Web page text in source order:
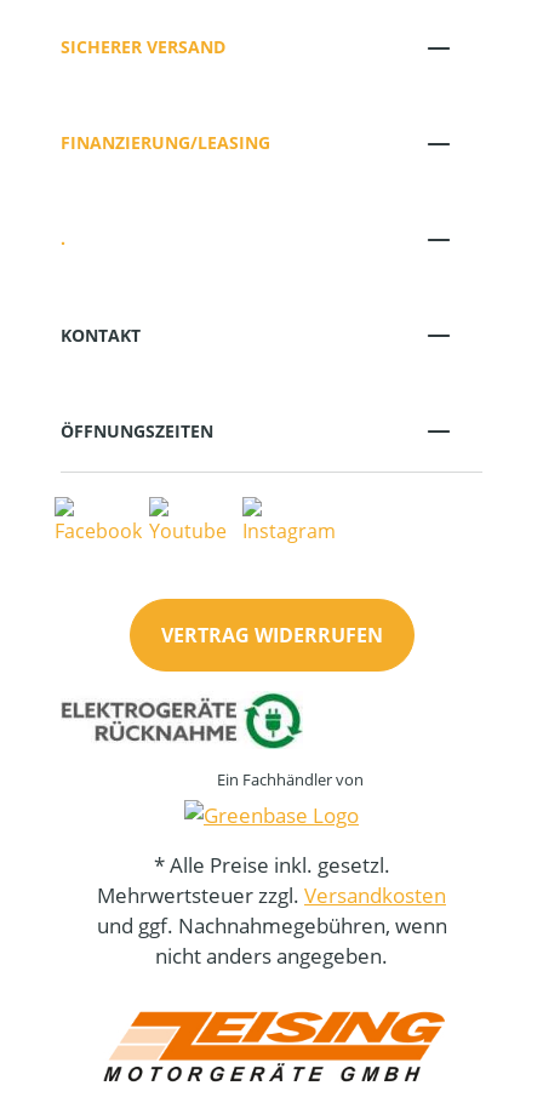
SICHERER VERSAND
FINANZIERUNG/LEASING
.
KONTAKT
ÖFFNUNGSZEITEN
VERTRAG WIDERRUFEN
Ein Fachhändler von
* Alle Preise inkl. gesetzl.
Mehrwertsteuer zzgl. Versandkosten
und ggf. Nachnahmegebühren, wenn
nicht anders angegeben.